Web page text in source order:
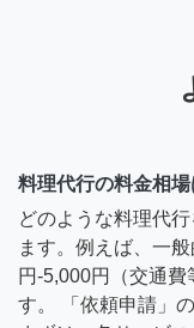
料理代行の料金相場
どのような料理代
ます。例えば、一
円-5,000円（交通
す。 「依頼申請」